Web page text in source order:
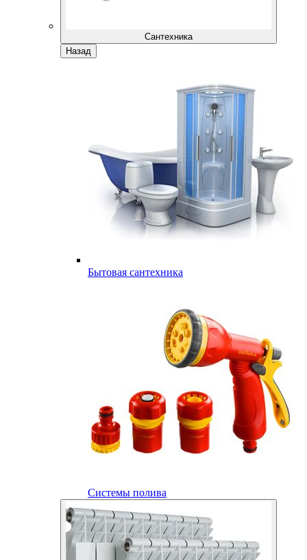
Сантехника
Назад
Бытовая сантехника
Системы полива